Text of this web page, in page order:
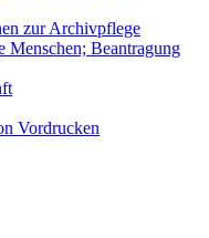
zur Archivpflege
Menschen; Beantragung
Vordrucken